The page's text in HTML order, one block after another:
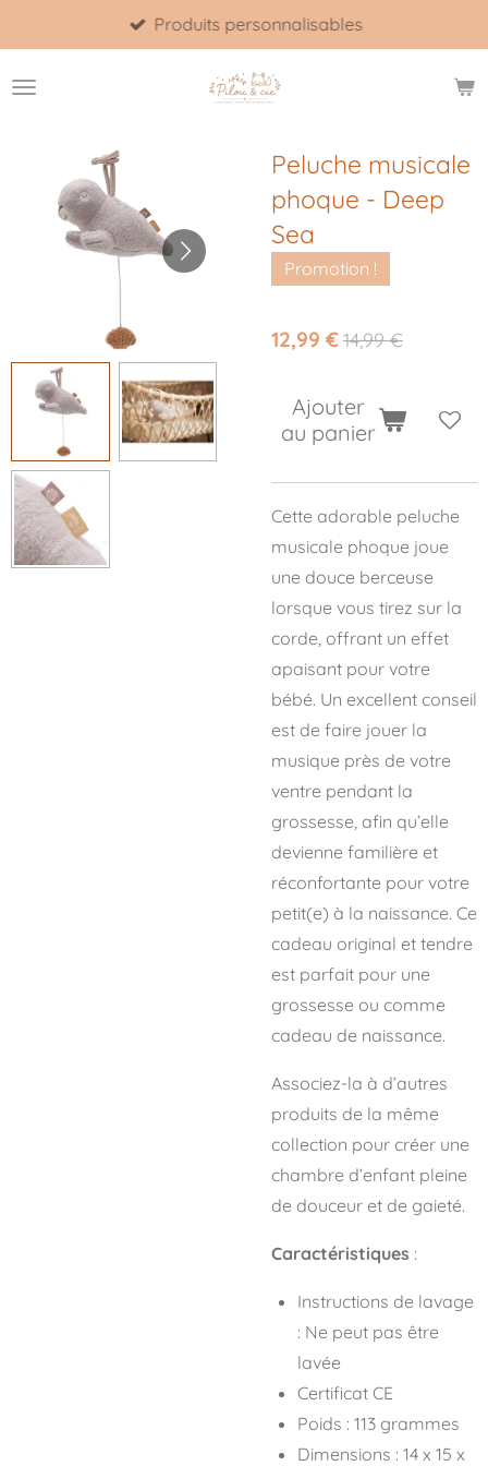
au
contenu
Produits personnalisables
Peluche musicale
phoque - Deep
Sea
Promotion !
12,99 €14,99 €
Ajouter
au panier
Cette adorable peluche
musicale phoque joue
une douce berceuse
lorsque vous tirez sur la
corde, offrant un effet
apaisant pour votre
bébé. Un excellent conseil
est de faire jouer la
musique près de votre
ventre pendant la
grossesse, afin qu’elle
devienne familière et
réconfortante pour votre
petit(e) à la naissance. Ce
cadeau original et tendre
est parfait pour une
grossesse ou comme
cadeau de naissance.
Associez-la à d’autres
produits de la même
collection pour créer une
chambre d’enfant pleine
de douceur et de gaieté.
Caractéristiques :
Instructions de lavage
: Ne peut pas être
lavée
Certificat CE
Poids : 113 grammes
Dimensions : 14 x 15 x